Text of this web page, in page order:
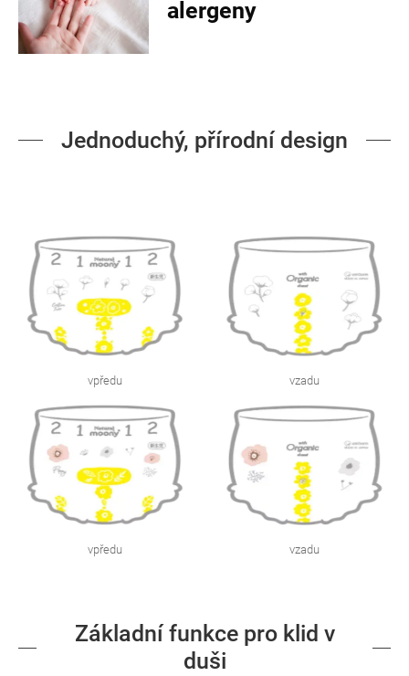
alergeny
Jednoduchý, přírodní design
vpředu vzadu
vpředu vzadu
Základní funkce pro klid v
duši